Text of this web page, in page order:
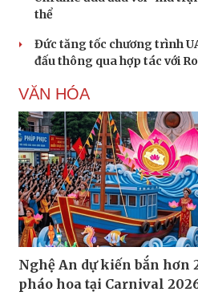
thể
Đức tăng tốc chương trình
đấu thông qua hợp tác với
VĂN HÓA
Nghệ An dự kiến bắn hơn
pháo hoa tại Carnival